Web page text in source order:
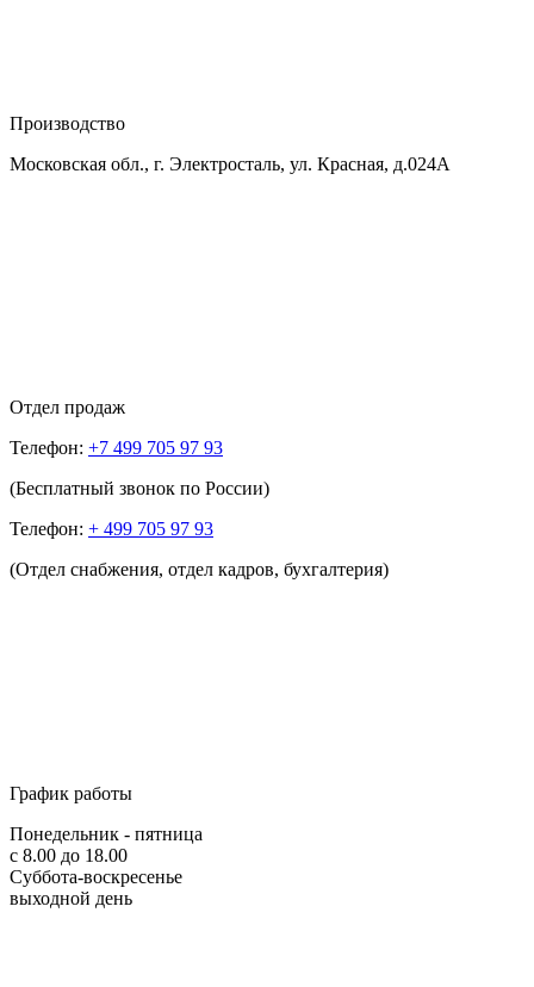
Производство
Московская обл., г. Электросталь, ул. Красная, д.024А
Отдел продаж
Телефон: +7 499 705 97 93
(Бесплатный звонок по России)
Телефон: + 499 705 97 93
(Отдел снабжения, отдел кадров, бухгалтерия)
График работы
Понедельник - пятница
с 8.00 до 18.00
Суббота-воскресенье
выходной день